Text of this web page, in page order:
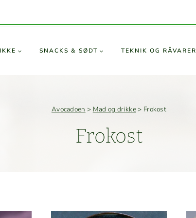
SNACKS & SØDT TEKNIK OG RÅVARER
Avocadoen > Mad og drikke> Frokost
Frokost